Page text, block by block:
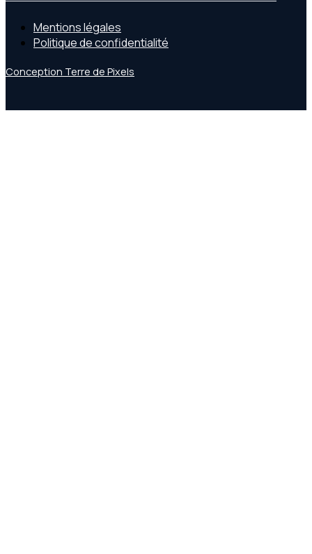
Mentions légales
Politique de confidentialité
Conception Terre de Pixels